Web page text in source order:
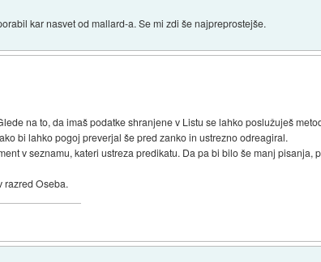
kar nasvet od mallard-a. Se mi zdi še najpreprostejše.
na to, da imaš podatke shranjene v Listu se lahko poslužuješ
bi lahko pogoj preverjal še pred zanko in ustrezno odreagiral.
v seznamu, kateri ustreza predikatu. Da pa bi bilo še manj pisanja,
razred Oseba.